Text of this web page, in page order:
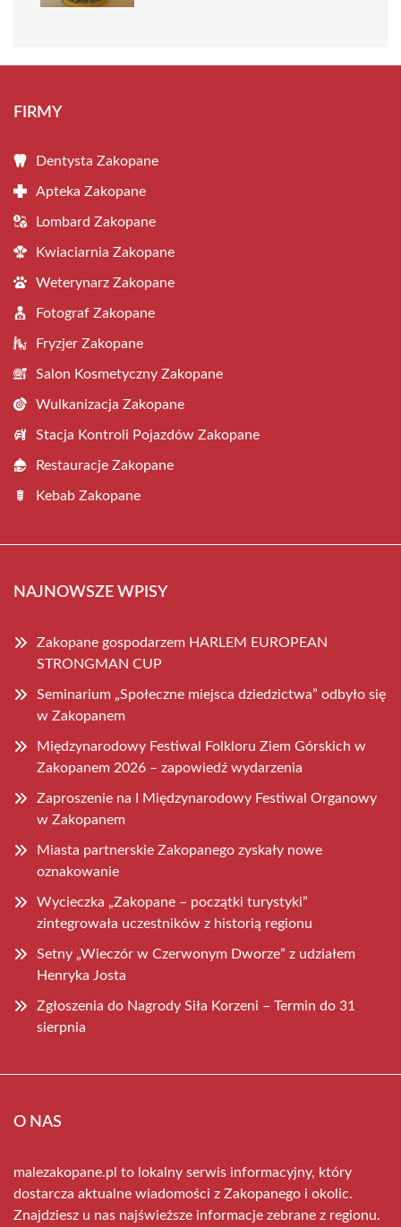
FIRMY
Dentysta Zakopane
Apteka Zakopane
Lombard Zakopane
Kwiaciarnia Zakopane
Weterynarz Zakopane
Fotograf Zakopane
Fryzjer Zakopane
Salon Kosmetyczny Zakopane
Wulkanizacja Zakopane
Stacja Kontroli Pojazdów Zakopane
Restauracje Zakopane
Kebab Zakopane
NAJNOWSZE WPISY
Zakopane gospodarzem HARLEM EUROPEAN
STRONGMAN CUP
Seminarium „Społeczne miejsca dziedzictwa” odbyło się
w Zakopanem
Międzynarodowy Festiwal Folkloru Ziem Górskich w
Zakopanem 2026 – zapowiedź wydarzenia
Zaproszenie na I Międzynarodowy Festiwal Organowy
w Zakopanem
Miasta partnerskie Zakopanego zyskały nowe
oznakowanie
Wycieczka „Zakopane – początki turystyki”
zintegrowała uczestników z historią regionu
Setny „Wieczór w Czerwonym Dworze” z udziałem
Henryka Josta
Zgłoszenia do Nagrody Siła Korzeni – Termin do 31
sierpnia
O NAS
malezakopane.pl to lokalny serwis informacyjny, który
dostarcza aktualne wiadomości z Zakopanego i okolic.
Znajdziesz u nas najświeższe informacje zebrane z regionu.